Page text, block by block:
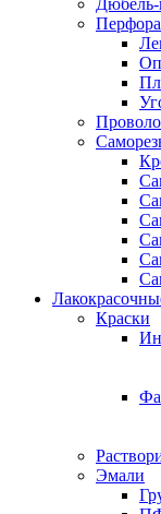
Дюбель-
Краски
Эмали